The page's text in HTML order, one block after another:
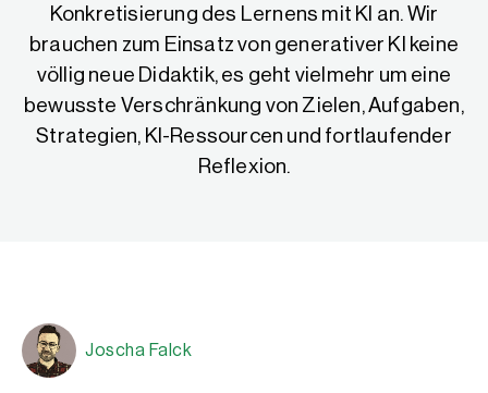
Konkretisierung des Lernens mit KI an. Wir
brauchen zum Einsatz von generativer KI keine
völlig neue Didaktik, es geht vielmehr um eine
bewusste Verschränkung von Zielen, Aufgaben,
Strategien, KI-Ressourcen und fortlaufender
Reflexion.
Joscha Falck
Joscha Falck